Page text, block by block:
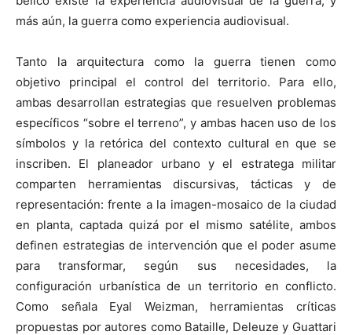
más aún, la guerra como experiencia audiovisual.
Tanto la arquitectura como la guerra tienen como
objetivo principal el control del territorio. Para ello,
ambas desarrollan estrategias que resuelven problemas
específicos “sobre el terreno”, y ambas hacen uso de los
símbolos y la retórica del contexto cultural en que se
inscriben. El planeador urbano y el estratega militar
comparten herramientas discursivas, tácticas y de
representación: frente a la imagen-mosaico de la ciudad
en planta, captada quizá por el mismo satélite, ambos
definen estrategias de intervención que el poder asume
para transformar, según sus necesidades, la
configuración urbanística de un territorio en conflicto.
Como señala Eyal Weizman, herramientas críticas
propuestas por autores como Bataille, Deleuze y Guattari